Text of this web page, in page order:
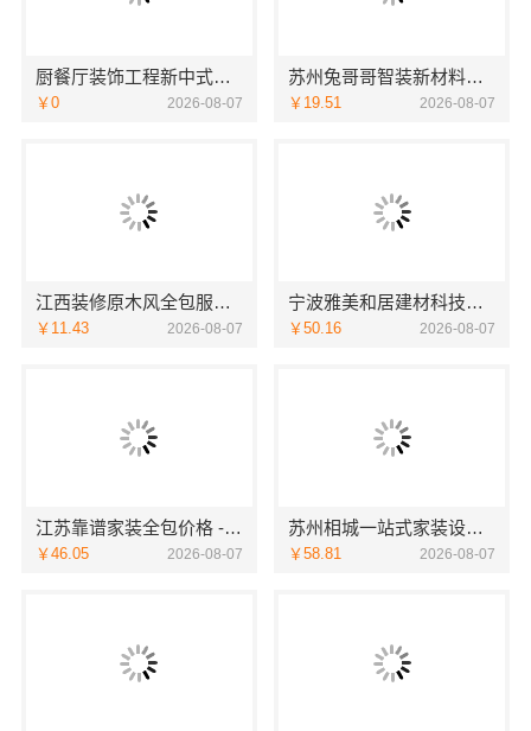
厨餐厅装饰工程新中式为什么江苏东钢金属家居有限公司
￥0 2026-08-07
苏州兔哥哥智装新材料有限公司婚房设计施工一体化
￥19.51 2026-08-07
江西装修原木风全包服务选江西尚宅尚品新型环保材料有限公司
￥11.43 2026-08-07
宁波雅美和居建材科技有限公司-余姚家装设计到店咨询
￥50.16 2026-08-07
江苏靠谱家装全包价格 - 常州宜居佳装饰
￥46.05 2026-08-07
苏州相城一站式家装设计多少钱拎包入住苏州百年豪庭新材料有限公司
￥58.81 2026-08-07